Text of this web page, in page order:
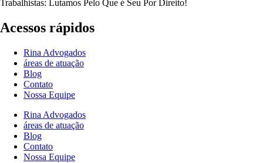
Trabalhistas: Lutamos Pelo Que é Seu Por Direito!
Acessos rápidos
Rina Advogados
áreas de atuação
Blog
Contato
Nossa Equipe
Rina Advogados
áreas de atuação
Blog
Contato
Nossa Equipe